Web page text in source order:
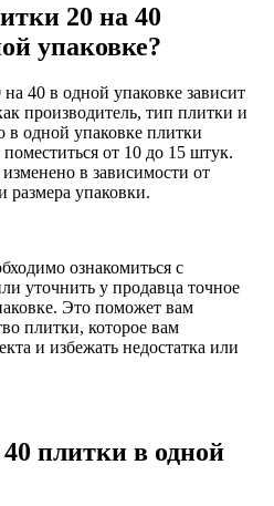
20 на 40
упаковке?
40 в одной упаковке зависит
производитель, тип плитки и
одной упаковке плитки
от 10 до 15 штук.
в зависимости от
размера упаковки.
ознакомиться с
уточнить у продавца точное
Это поможет вам
плитки, которое вам
и избежать недостатка или
плитки в одной